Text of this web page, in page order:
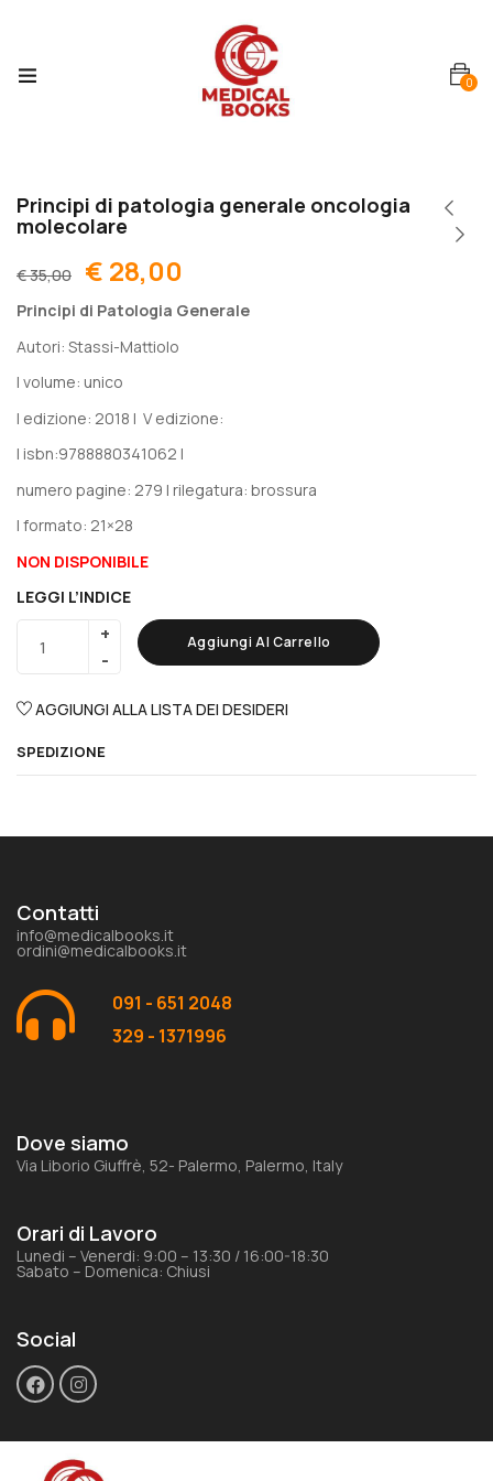
0
Principi di patologia generale oncologia
molecolare
€35,00 € 28,00
Principi di Patologia Generale
Autori: Stassi-Mattiolo
| volume: unico
| edizione: 2018 | V edizione:
| isbn:9788880341062 |
numero pagine: 279 | rilegatura: brossura
| formato: 21×28
NON DISPONIBILE
LEGGI L’INDICE
Aggiungi Al Carrello
AGGIUNGI ALLA LISTA DEI DESIDERI
SPEDIZIONE
Contatti
info@medicalbooks.it
ordini@medicalbooks.it
091 - 651 2048
329 - 1371996
Dove siamo
Via Liborio Giuffrè, 52- Palermo, Palermo, Italy
Orari di Lavoro
Lunedi – Venerdi: 9:00 – 13:30 / 16:00-18:30
Sabato – Domenica: Chiusi
Social